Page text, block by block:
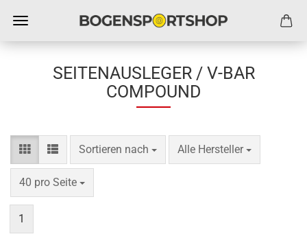
SEITENAUSLEGER / V-BAR
COMPOUND
Sortieren nach
Sortieren nach Alle Hersteller
pro Seite
40 pro Seite
pro Seite
1